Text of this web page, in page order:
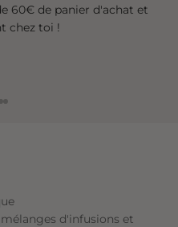
60€ de panier d'achat et
chez toi !
d'infusions et